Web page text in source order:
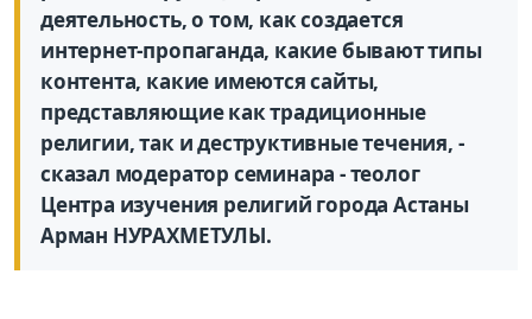
деятельность, о том, как создается
интернет-пропаганда, какие бывают типы
контента, какие имеются сайты,
представляющие как традиционные
религии, так и деструктивные течения, -
сказал модератор семинара - теолог
Центра изучения религий города Астаны
Арман НУРАХМЕТУЛЫ.